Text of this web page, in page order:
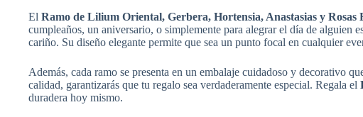
El Ramo de Lilium Oriental, Gerbera, Hortensia, Anastasias y Rosas
cumpleaños, un aniversario, o simplemente para alegrar el día de alguien
cariño. Su diseño elegante permite que sea un punto focal en cualquier
Además, cada ramo se presenta en un embalaje cuidadoso y decorativo
calidad, garantizarás que tu regalo sea verdaderamente especial. Regala el
duradera hoy mismo.